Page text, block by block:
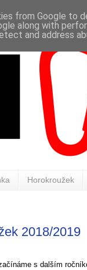
Horokroužek
2018/2019
s dalším
from Google to
along with
and address